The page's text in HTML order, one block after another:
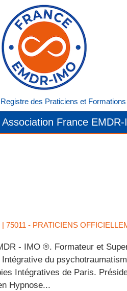
des Praticiens et
Association France EMDR-
| 75011 - PRATICIENS
- IMO ®. Formateur et
du
Intégratives de Paris.
Hypnose...